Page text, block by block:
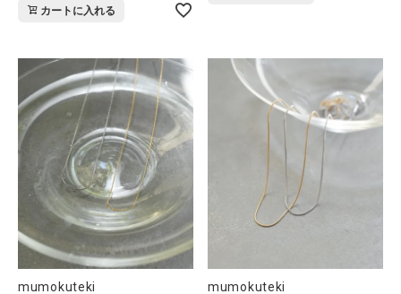
カートに入れる
mumokuteki
mumokuteki